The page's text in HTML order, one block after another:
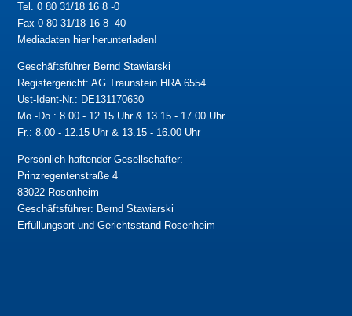
Tel. 0 80 31/18 16 8 -0
Fax 0 80 31/18 16 8 -40
Mediadaten hier herunterladen!
Geschäftsführer Bernd Stawiarski
Registergericht: AG Traunstein HRA 6554
Ust-Ident-Nr.: DE131170630
Mo.-Do.: 8.00 - 12.15 Uhr & 13.15 - 17.00 Uhr
Fr.: 8.00 - 12.15 Uhr & 13.15 - 16.00 Uhr
Persönlich haftender Gesellschafter:
Prinzregentenstraße 4
83022 Rosenheim
Geschäftsführer: Bernd Stawiarski
Erfüllungsort und Gerichtsstand Rosenheim